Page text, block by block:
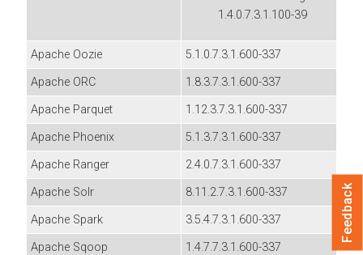
1.4.0.7.3.1.100-39
Apache Oozie
5.1.0.7.3.1.600-337
Apache ORC
1.8.3.7.3.1.600-337
Apache Parquet
1.12.3.7.3.1.600-337
Apache Phoenix
5.1.3.7.3.1.600-337
Apache Ranger
2.4.0.7.3.1.600-337
Apache Solr
8.11.2.7.3.1.600-337
Apache Spark
3.5.4.7.3.1.600-337
Apache Sqoop
1.4.7.7.3.1.600-337
Feedback